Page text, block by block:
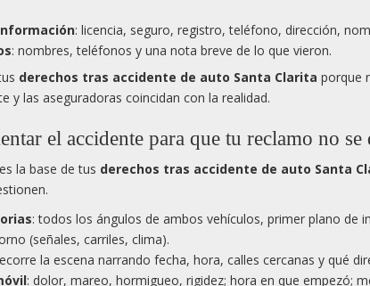
: licencia, seguro, registro, teléfono, dirección,
: nombres, teléfonos y una nota breve de lo que vieron.
derechos tras accidente de auto Santa Clarita porque
y las aseguradoras coincidan con la realidad.
el accidente para que tu reclamo no se
la base de tus derechos tras accidente de auto Santa
: todos los ángulos de ambos vehículos, primer plano de
(señales, carriles, clima).
la escena narrando fecha, hora, calles cercanas y qué
: dolor, mareo, hormigueo, rigidez; hora en que empezó;